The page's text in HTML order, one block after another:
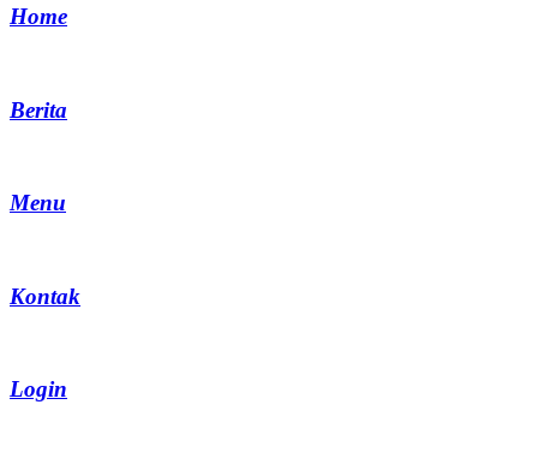
Home
Berita
Menu
Kontak
Login